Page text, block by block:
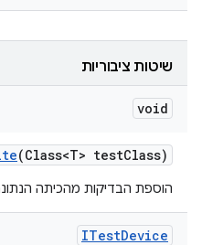
שיטות ציבוריות
void
(Class<T> testClass)
הוספת הבדיקות מהכיתה
ITestDevice